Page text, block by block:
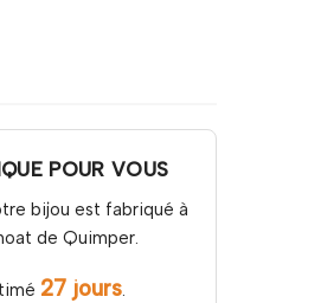
POUR VOUS
bijou est fabriqué à
de Quimper.
27 jours.